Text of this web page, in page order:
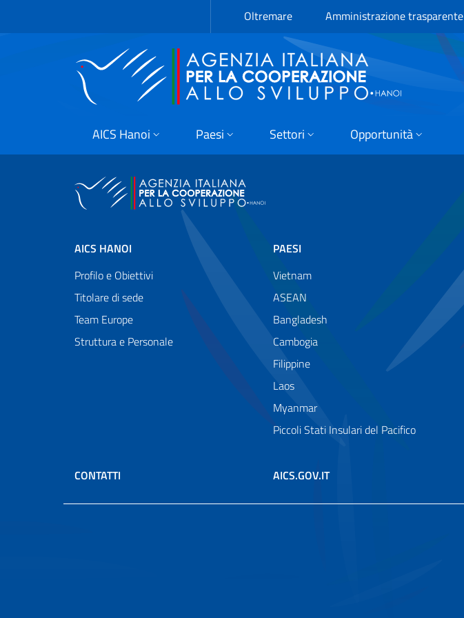
Oltremare Amministrazione trasparente
AICS Hanoi Paesi Settori Opportunità
AICS HANOI
Profilo e Obiettivi
Titolare di sede
Team Europe
Struttura e Personale
PAESI
Vietnam
ASEAN
Bangladesh
Cambogia
Filippine
Laos
Myanmar
Piccoli Stati Insulari del Pacifico
CONTATTI AICS.GOV.IT